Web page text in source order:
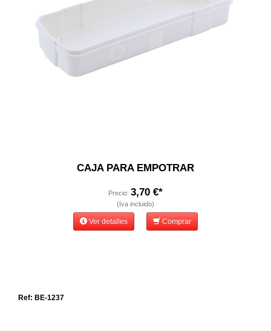
CAJA PARA EMPOTRAR
Precio: 3,70 €*
(Iva incluido)
Ver detalles Comprar
Ref: BE-1237